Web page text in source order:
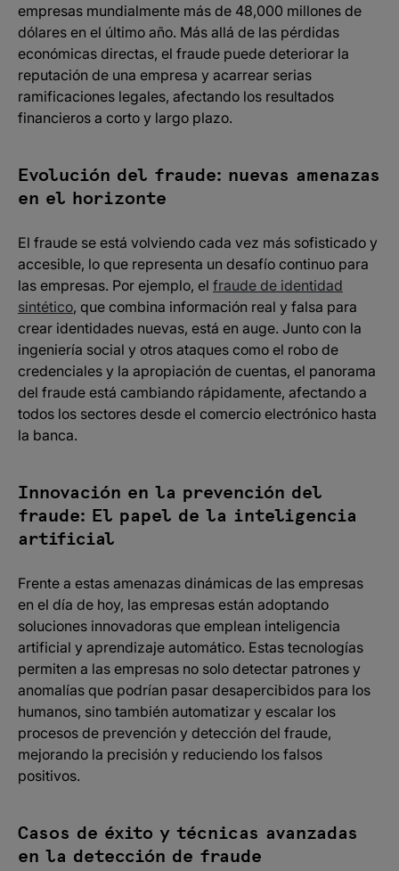
empresas mundialmente más de 48,000 millones de
dólares en el último año. Más allá de las pérdidas
económicas directas, el fraude puede deteriorar la
reputación de una empresa y acarrear serias
ramificaciones legales, afectando los resultados
financieros a corto y largo plazo.
Evolución del fraude: nuevas amenazas
en el horizonte
El fraude se está volviendo cada vez más sofisticado y
accesible, lo que representa un desafío continuo para
las empresas. Por ejemplo, el fraude de identidad
sintético, que combina información real y falsa para
crear identidades nuevas, está en auge. Junto con la
ingeniería social y otros ataques como el robo de
credenciales y la apropiación de cuentas, el panorama
del fraude está cambiando rápidamente, afectando a
todos los sectores desde el comercio electrónico hasta
la banca.
Innovación en la prevención del
fraude: El papel de la inteligencia
artificial
Frente a estas amenazas dinámicas de las empresas
en el día de hoy, las empresas están adoptando
soluciones innovadoras que emplean inteligencia
artificial y aprendizaje automático. Estas tecnologías
permiten a las empresas no solo detectar patrones y
anomalías que podrían pasar desapercibidos para los
humanos, sino también automatizar y escalar los
procesos de prevención y detección del fraude,
mejorando la precisión y reduciendo los falsos
positivos.
Casos de éxito y técnicas avanzadas
en la detección de fraude